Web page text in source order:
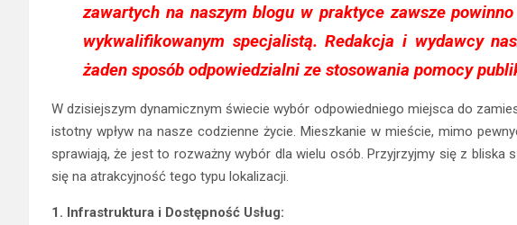
zawartych na naszym blogu w praktyce zawsze
wykwalifikowanym specjalistą. Redakcja i wydawcy
żaden sposób odpowiedzialni ze stosowania pomocy
W dzisiejszym dynamicznym świecie wybór odpowiedniego miejsca do
istotny wpływ na nasze codzienne życie. Mieszkanie w mieście, mimo
sprawiają, że jest to rozważny wybór dla wielu osób. Przyjrzyjmy się z bliska
się na atrakcyjność tego typu lokalizacji.
1. Infrastruktura i Dostępność Usług: